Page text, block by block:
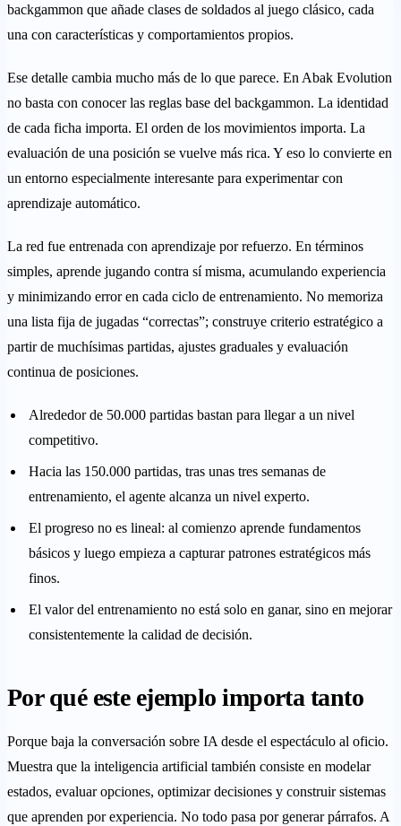
backgammon que añade clases de soldados al juego clásico, cada
una con características y comportamientos propios.
Ese detalle cambia mucho más de lo que parece. En Abak Evolution
no basta con conocer las reglas base del backgammon. La identidad
de cada ficha importa. El orden de los movimientos importa. La
evaluación de una posición se vuelve más rica. Y eso lo convierte en
un entorno especialmente interesante para experimentar con
aprendizaje automático.
La red fue entrenada con aprendizaje por refuerzo. En términos
simples, aprende jugando contra sí misma, acumulando experiencia
y minimizando error en cada ciclo de entrenamiento. No memoriza
una lista fija de jugadas “correctas”; construye criterio estratégico a
partir de muchísimas partidas, ajustes graduales y evaluación
continua de posiciones.
Alrededor de 50.000 partidas bastan para llegar a un nivel
competitivo.
Hacia las 150.000 partidas, tras unas tres semanas de
entrenamiento, el agente alcanza un nivel experto.
El progreso no es lineal: al comienzo aprende fundamentos
básicos y luego empieza a capturar patrones estratégicos más
finos.
El valor del entrenamiento no está solo en ganar, sino en mejorar
consistentemente la calidad de decisión.
Por qué este ejemplo importa tanto
Porque baja la conversación sobre IA desde el espectáculo al oficio.
Muestra que la inteligencia artificial también consiste en modelar
estados, evaluar opciones, optimizar decisiones y construir sistemas
que aprenden por experiencia. No todo pasa por generar párrafos. A